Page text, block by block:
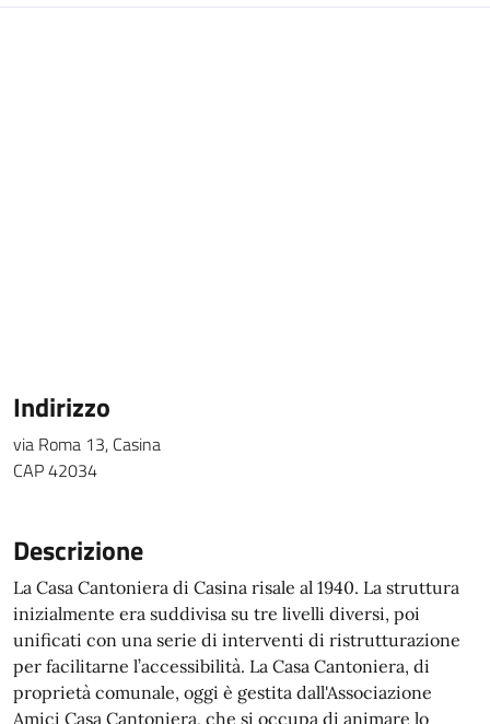
Mappa
Indirizzo
via Roma 13, Casina
CAP 42034
Descrizione
La Casa Cantoniera di Casina risale al 1940. La struttura
inizialmente era suddivisa su tre livelli diversi, poi
unificati con una serie di interventi di ristrutturazione
per facilitarne l’accessibilità. La Casa Cantoniera, di
proprietà comunale, oggi è gestita dall'Associazione
Amici Casa Cantoniera, che si occupa di animare lo